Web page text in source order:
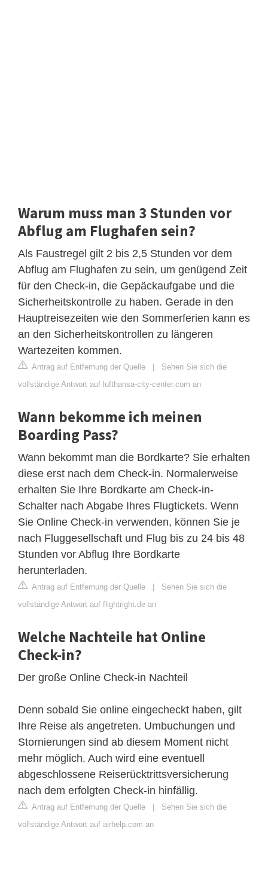
Warum muss man 3 Stunden vor
Abflug am Flughafen sein?
Als Faustregel gilt 2 bis 2,5 Stunden vor dem
Abflug am Flughafen zu sein, um genügend Zeit
für den Check-in, die Gepäckaufgabe und die
Sicherheitskontrolle zu haben. Gerade in den
Hauptreisezeiten wie den Sommerferien kann es
an den Sicherheitskontrollen zu längeren
Wartezeiten kommen.
Antrag auf Entfernung der Quelle | Sehen Sie sich die
vollständige Antwort auf lufthansa-city-center.com an
Wann bekomme ich meinen
Boarding Pass?
Wann bekommt man die Bordkarte? Sie erhalten
diese erst nach dem Check-in. Normalerweise
erhalten Sie Ihre Bordkarte am Check-in-
Schalter nach Abgabe Ihres Flugtickets. Wenn
Sie Online Check-in verwenden, können Sie je
nach Fluggesellschaft und Flug bis zu 24 bis 48
Stunden vor Abflug Ihre Bordkarte
herunterladen.
Antrag auf Entfernung der Quelle | Sehen Sie sich die
vollständige Antwort auf flightright.de an
Welche Nachteile hat Online
Check-in?
Der große Online Check-in Nachteil
Denn sobald Sie online eingecheckt haben, gilt
Ihre Reise als angetreten. Umbuchungen und
Stornierungen sind ab diesem Moment nicht
mehr möglich. Auch wird eine eventuell
abgeschlossene Reiserücktrittsversicherung
nach dem erfolgten Check-in hinfällig.
Antrag auf Entfernung der Quelle | Sehen Sie sich die
vollständige Antwort auf airhelp.com an